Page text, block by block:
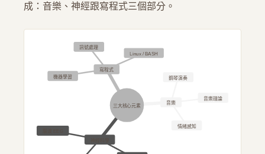
成：音樂、神經跟寫程式三個部分。
三大核心元素
音樂
鋼琴演奏
音樂理論
情緒感知
寫程式
機器學習
訊號處理
Linux / BASH